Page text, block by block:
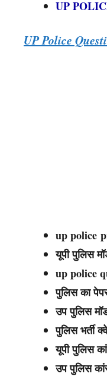
UP
UP Police
up police
यूपी पुलिस
up police
पुलिस का
उप पुलिस
पुलिस भर्ती
यूपी पुलिस
उप पुलिस